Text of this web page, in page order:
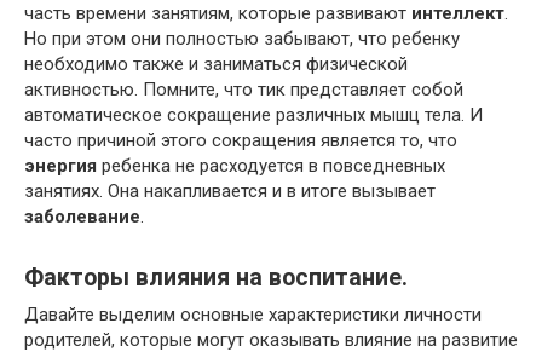
часть времени занятиям, которые развивают интеллект
Но при этом они полностью забывают, что ребенку
необходимо также и заниматься физической
активностью. Помните, что тик представляет собой
автоматическое сокращение различных мышц тела. И
часто причиной этого сокращения является то, что
энергия ребенка не расходуется в повседневных
занятиях. Она накапливается и в итоге вызывает
заболевание
Факторы влияния на воспитание.
Давайте выделим основные характеристики личности
родителей, которые могут оказывать влияние на развитие